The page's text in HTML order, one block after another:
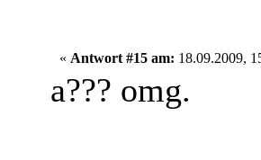
« Antwort #15 am: 18.09.2009,
a??? omg.